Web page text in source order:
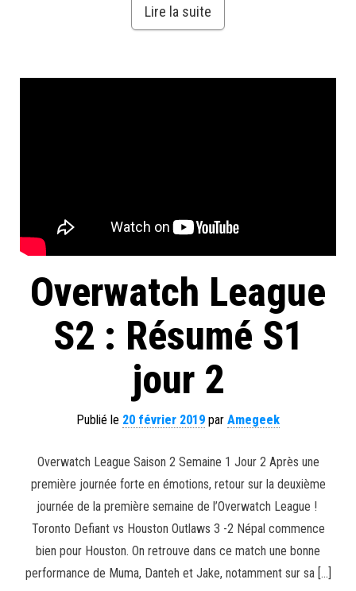
Lire la suite
Overwatch League
S2 : Résumé S1
jour 2
Publié le 20 février 2019 par Amegeek
Overwatch League Saison 2 Semaine 1 Jour 2 Après une
première journée forte en émotions, retour sur la deuxième
journée de la première semaine de l’Overwatch League !
Toronto Defiant vs Houston Outlaws 3 -2 Népal commence
bien pour Houston. On retrouve dans ce match une bonne
performance de Muma, Danteh et Jake, notamment sur sa […]